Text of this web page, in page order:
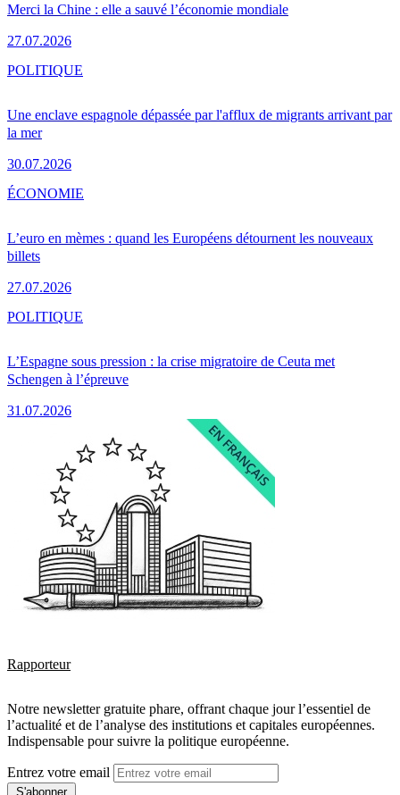
Merci la Chine : elle a sauvé l’économie mondiale
27.07.2026
Une enclave espagnole dépassée par l'afflux de migrants arrivant par
la mer
30.07.2026
POLITIQUE
L’euro en mèmes : quand les Européens détournent les nouveaux
billets
27.07.2026
ÉCONOMIE
L’Espagne sous pression : la crise migratoire de Ceuta met
Schengen à l’épreuve
31.07.2026
POLITIQUE
Rapporteur
Notre newsletter gratuite phare, offrant chaque jour l’essentiel de
l’actualité et de l’analyse des institutions et capitales européennes.
Indispensable pour suivre la politique européenne.
Entrez votre email
S'abonner